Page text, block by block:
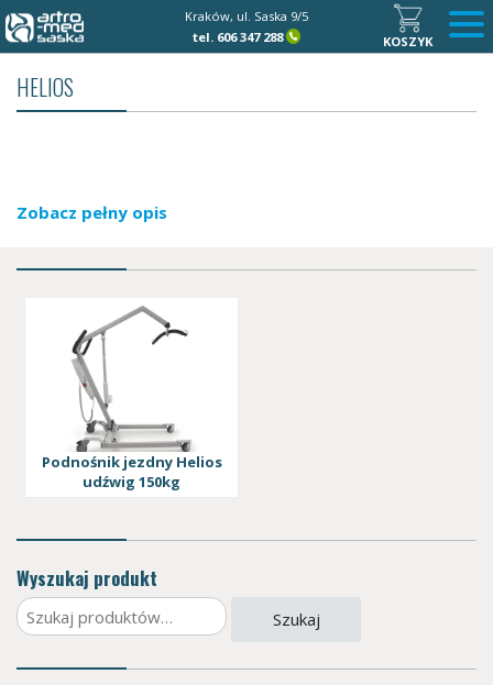
Kraków, ul. Saska 9/5
tel. 606 347 288 KOSZYK
HELIOS
Zobacz pełny opis
Podnośnik jezdny Helios
udźwig 150kg
Wyszukaj produkt
Szukaj: Szukaj